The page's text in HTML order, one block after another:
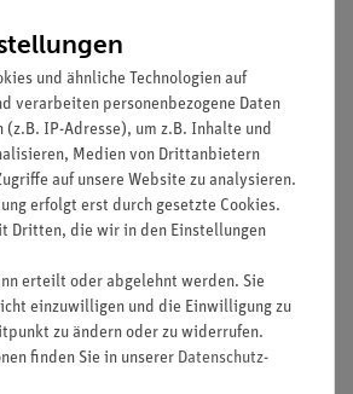
metallische Leiter sich nicht
wenn sie von elektischem Strom
Mit diesem Versuch soll ihnen bewusst
chemischen Zusammensetzung
bei Stromdurchgang ändert.
Kabelverbindungen zwischen den
und ähnliche Technologien auf
verarbeiten personenbezogene Daten
(z.B. IP-Adresse), um z.B. Inhalte und
Medien von Drittanbietern
auf unsere Website zu analysieren.
erfolgt erst durch gesetzte Cookies.
Dritten, die wir in den Einstellungen
erteilt oder abgelehnt werden. Sie
einzuwilligen und die Einwilligung zu
zu ändern oder zu widerrufen.
finden Sie in unserer Daten­schutz­